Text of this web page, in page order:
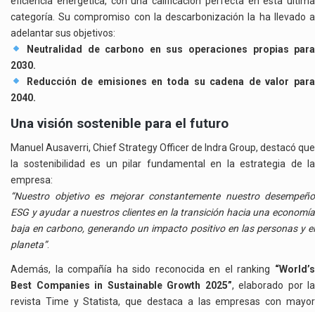
categoría. Su compromiso con la descarbonización la ha llevado a
adelantar sus objetivos:
Neutralidad de carbono en sus operaciones propias para
2030.
Reducción de emisiones en toda su cadena de valor para
2040.
Una visión sostenible para el futuro
Manuel Ausaverri, Chief Strategy Officer de Indra Group, destacó que
la sostenibilidad es un pilar fundamental en la estrategia de la
empresa:
“Nuestro objetivo es mejorar constantemente nuestro desempeño
ESG y ayudar a nuestros clientes en la transición hacia una economía
baja en carbono, generando un impacto positivo en las personas y el
planeta”.
Además, la compañía ha sido reconocida en el ranking “World’s
Best Companies in Sustainable Growth 2025”, elaborado por la
revista Time y Statista, que destaca a las empresas con mayor